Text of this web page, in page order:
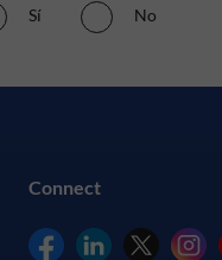
Sí No
Connect